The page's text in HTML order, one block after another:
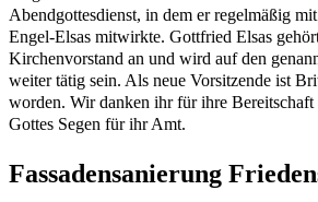
Abendgottesdienst, in dem er regelmäßig
Engel-Elsas mitwirkte. Gottfried Elsas
Kirchenvorstand an und wird auf den
weiter tätig sein. Als neue Vorsitzende ist
worden. Wir danken ihr für ihre
Gottes Segen für ihr Amt.
Fassadensanierung